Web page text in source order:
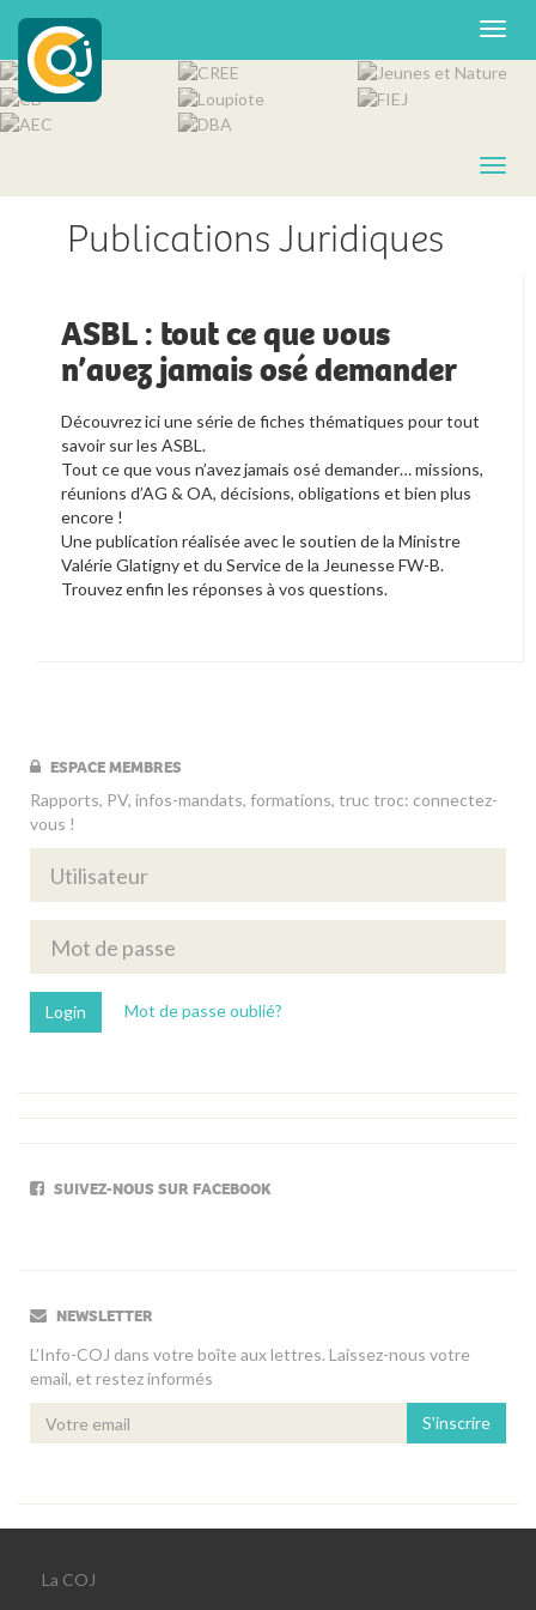
Publications Juridiques
ASBL : tout ce que vous
n’avez jamais osé demander
Découvrez ici une série de fiches thématiques pour tout
savoir sur les ASBL.
Tout ce que vous n’avez jamais osé demander… missions,
réunions d’AG & OA, décisions, obligations et bien plus
encore !
Une publication réalisée avec le soutien de la Ministre
Valérie Glatigny et du Service de la Jeunesse FW-B.
Trouvez enfin les réponses à vos questions.
ESPACE MEMBRES
Rapports, PV, infos-mandats, formations, truc troc: connectez-
vous !
Mot de passe oublié?
SUIVEZ-NOUS SUR FACEBOOK
NEWSLETTER
L’Info-COJ dans votre boîte aux lettres. Laissez-nous votre
email, et restez informés
S'inscrire
La COJ